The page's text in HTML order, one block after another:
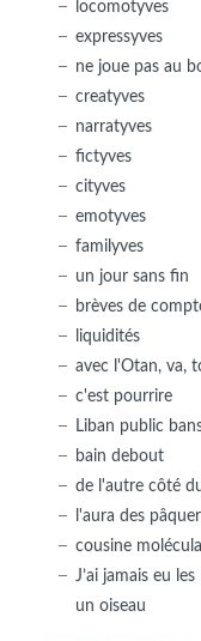
locomotyves
expressyves
ne joue pas au
creatyves
narratyves
fictyves
cityves
emotyves
familyves
un jour sans fin
brèves de
liquidités
avec l'Otan, va,
c'est pourrire
Liban public
bain debout
de l'autre côté
l'aura des
cousine
J’ai jamais eu
un oiseau